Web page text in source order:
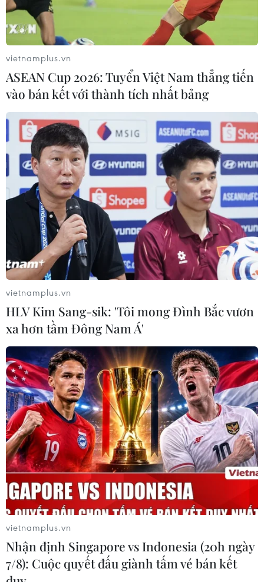
vietnamplus.vn
ASEAN Cup 2026: Tuyển Việt Nam thẳng tiến
vào bán kết với thành tích nhất bảng
vietnamplus.vn
HLV Kim Sang-sik: 'Tôi mong Đình Bắc vươn
xa hơn tầm Đông Nam Á'
vietnamplus.vn
Nhận định Singapore vs Indonesia (20h ngày
7/8): Cuộc quyết đấu giành tấm vé bán kết